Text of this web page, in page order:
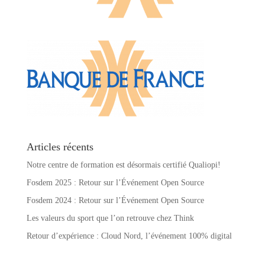
Articles récents
Notre centre de formation est désormais certifié Qualiopi!
Fosdem 2025 : Retour sur l’Événement Open Source
Fosdem 2024 : Retour sur l’Événement Open Source
Les valeurs du sport que l’on retrouve chez Think
Retour d’expérience : Cloud Nord, l’événement 100% digital